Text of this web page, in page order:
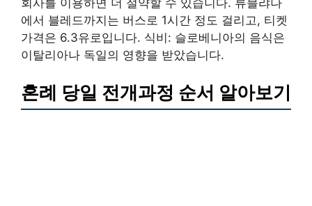
회사를 이용하면 더 절약할 수 있습니다. 류블랴나
에서 블레드까지는 버스로 1시간 정도 걸리고, 티켓
가격은 6.3유로입니다. 식비: 슬로베니아의 음식은
이탈리아나 독일의 영향을 받았습니다.
혼례 당일 전개과정 순서 알아보기